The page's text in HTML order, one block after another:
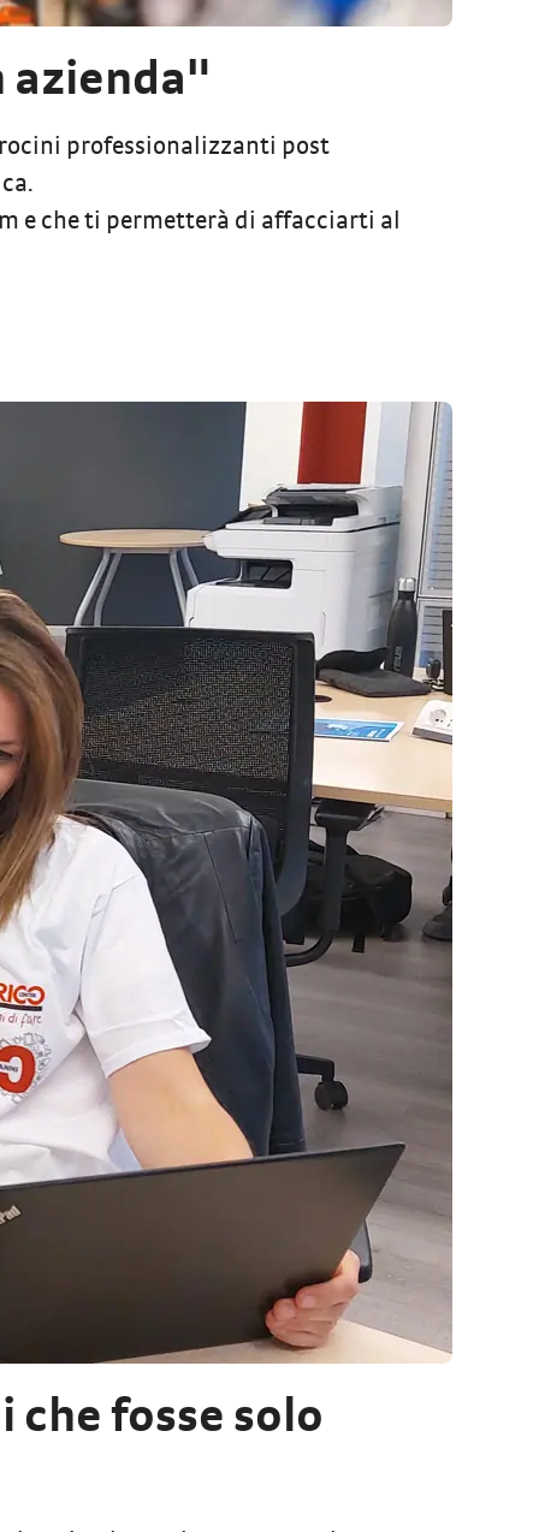
azienda"
professionalizzanti post
e che ti permetterà di affacciarti al
che fosse solo